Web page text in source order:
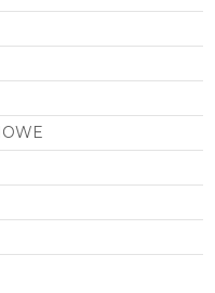
każdego
swój
osobowość.